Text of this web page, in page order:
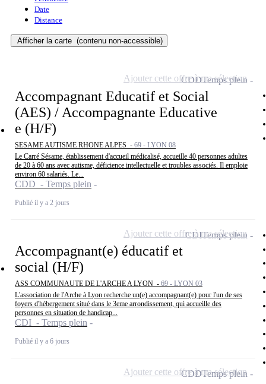
Date
Distance
Afficher la carte (contenu non-accessible)
Accompagnant Educatif et Social
(AES) / Accompagnante Educative
e (H/F)
SESAME AUTISME RHONE ALPES - 69 - LYON 08
Le Carré Sésame, établissement d'accueil médicalisé, accueille 40 personnes adultes
de 20 à 60 ans avec autisme, déficience intellectuelle et troubles associés. Il emploie
environ 60 salariés. Le...
CDD - Temps plein
Publié il y a 2 jours
CDDTemps plein
Ajouter cette offre à ma sélection
Accompagnant(e) éducatif et
social (H/F)
ASS COMMUNAUTE DE L'ARCHE A LYON - 69 - LYON 03
L'association de l'Arche à Lyon recherche un(e) accompagnant(e) pour l'un de ses
foyers d'hébergement situé dans le 3eme arrondissement, qui accueille des
personnes en situation de handicap...
CDI - Temps plein
Publié il y a 6 jours
CDITemps plein
Ajouter cette offre à ma sélection
CDDTemps plein
Ajouter cette offre à ma sélection